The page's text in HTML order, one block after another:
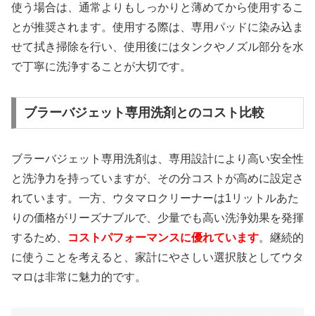
使う場合は、通常よりもしっかりと薄めてから使用するこ
とが推奨されます。使用する際は、専用パッドに染み込ま
せて拭き掃除を行い、使用後にはタンクやノズル部分を水
で丁寧に洗浄することが大切です。
ブラーバジェット専用洗剤とのコスト比較
ブラーバジェット専用洗剤は、専用設計により高い安全性
と洗浄力を持っていますが、その分コストが高めに設定さ
れています。一方、ウタマロクリーナーは1リットルあた
りの価格がリーズナブルで、少量でも高い洗浄効果を発揮
するため、
コストパフォーマンスに優れています。継続的
に使うことを考えると、家計にやさしい選択肢としてウタ
マロは非常に魅力的です。